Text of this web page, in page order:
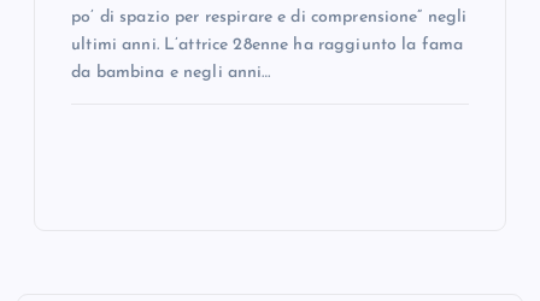
po’ di spazio per respirare e di comprensione” negli
ultimi anni. L’attrice 28enne ha raggiunto la fama
da bambina e negli anni…